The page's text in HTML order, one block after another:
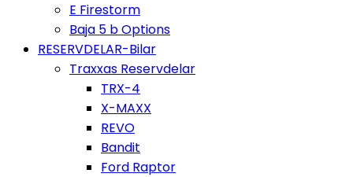
E Firestorm
Baja 5 b Options
RESERVDELAR-Bilar
Traxxas Reservdelar
TRX-4
X-MAXX
REVO
Bandit
Ford Raptor